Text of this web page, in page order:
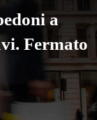
a
Fermato